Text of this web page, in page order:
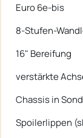
Euro 6e-bis
8-Stufen-
16" Bereifung
verstärkte
Chassis in
Spoilerlippen